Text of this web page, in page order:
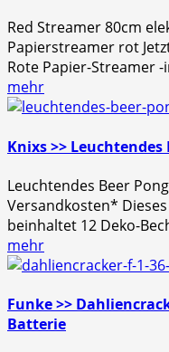
Red Streamer 80cm
Papierstreamer rot
Rote Papier-Streamer
mehr
Knixs >>
Leuchtendes Beer
Versandkosten*
beinhaltet 12 Deko-
mehr
Funke >>
Batterie